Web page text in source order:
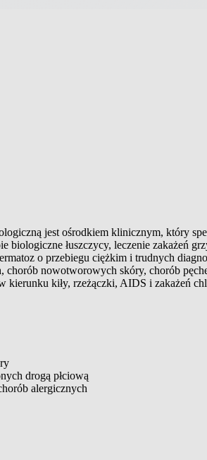
jest ośrodkiem klinicznym, który
biologiczne łuszczycy, leczenie zakażeń
o przebiegu ciężkim i trudnych
chorób nowotworowych skóry, chorób
kierunku kiły, rzeżączki, AIDS i zakażeń
drogą płciową
alergicznych